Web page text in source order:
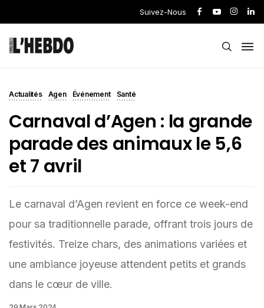
Suivez-Nous
Actualités Agen Événement Santé
Carnaval d’Agen : la grande
parade des animaux le 5,6
et 7 avril
Le carnaval d’Agen revient en force ce week-end
pour sa traditionnelle parade, offrant trois jours de
festivités. Treize chars, des animations variées et
une ambiance joyeuse attendent petits et grands
dans le cœur de ville.